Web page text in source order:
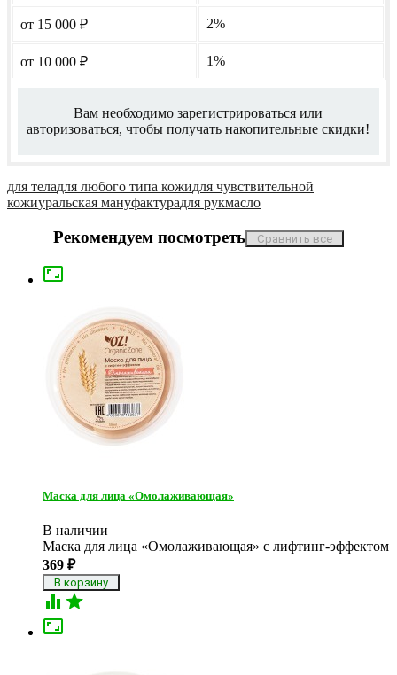
от 15 000 ₽ 2%
от 10 000 ₽ 1%
Вам необходимо зарегистрироваться или
авторизоваться, чтобы получать накопительные скидки!
для теладля любого типа кожидля чувствительной
кожиуральская мануфактурадля рукмасло
Рекомендуем посмотреть

Маска для лица «Омолаживающая»
В наличии
Маска для лица «Омолаживающая» с лифтинг-эффектом
369 ₽
 
